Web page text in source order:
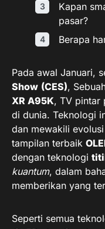
Kapan
pasar?
Berapa
Pada awal Januari,
Show (CES),
XR A95K, TV pintar
di dunia. Teknologi
dan mewakili
tampilan terbaik
dengan teknologi
kuantum, dalam
memberikan yang
Seperti semua